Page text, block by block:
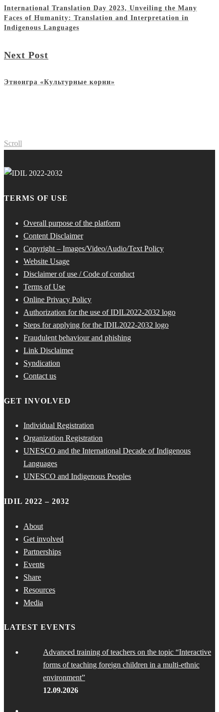
International Translation Day 2023, Unveiling the Many
Faces of Humanity: Translation and Interpretation in
Indigenous Languages
Next Post
Этноигра «Культурные корни»
Scroll
TERMS OF USE
Overall purpose of the platform
Content Disclaimer
Copyright – Images/Video/Audio/Text Policy
Website Usage
Disclaimer of use / Code of conduct
Terms of Use
Online Privacy Policy
Authorization for the use of IDIL2022-2032 logo
Steps for applying for the IDIL2022-2032 logo
Fraudulent behaviour and phishing
Link Disclaimer
Syndication
Contact us
GET INVOLVED
Individual Registration
Organization Registration
UNESCO and the International Decade of Indigenous
Languages
UNESCO and Indigenous Peoples
IDIL 2022 – 2032
About
Get involved
Partnerships
Events
Share
Resources
Media
LATEST EVENTS
Advanced training of teachers on the topic “Interactive
forms of teaching foreign children in a multi-ethnic
environment”
12.09.2026